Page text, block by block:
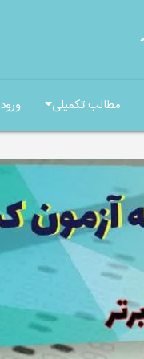
مطالب تکمیلی ورود